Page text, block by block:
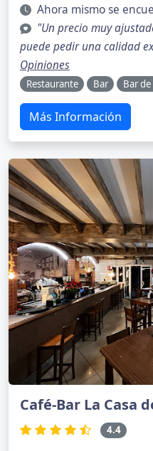
Ahora mismo se
"Un precio muy
puede pedir una calidad
Opiniones
Restaurante Bar Bar
Más Información
Café-Bar La Casa
4.4